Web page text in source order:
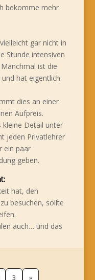
bekomme mehr
gar nicht in
Stunde intensiven
ist die
hat eigentlich
dies an einer
Aufpreis.
kleine Detail unter
jeden Privatlehrer
ein paar
geben.
hat, den
besuchen, sollte
auch… und das
3 »